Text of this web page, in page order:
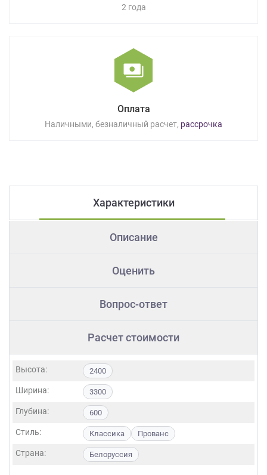
2 года
Оплата
Наличными, безналичный расчет, рассрочка
Характеристики
Описание
Оценить
Вопрос-ответ
Расчет стоимости
Высота: 2400
Ширина: 3300
Глубина: 600
Стиль: Классика Прованс
Страна: Белоруссия